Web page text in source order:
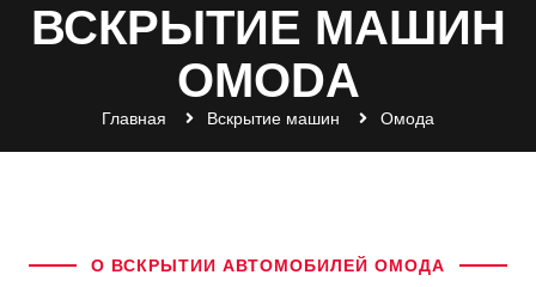
ВСКРЫТИЕ МАШИН
OMODA
Главная Вскрытие машин Омода
О ВСКРЫТИИ АВТОМОБИЛЕЙ ОМОДА